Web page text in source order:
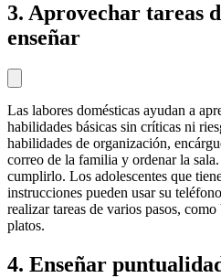
3. Aprovechar tareas
enseñar
Las labores domésticas ayudan a
habilidades básicas sin críticas ni
habilidades de organización,
correo de la familia y ordenar la
cumplirlo. Los adolescentes que
instrucciones pueden usar su
realizar tareas de varios pasos,
platos.
4. Enseñar